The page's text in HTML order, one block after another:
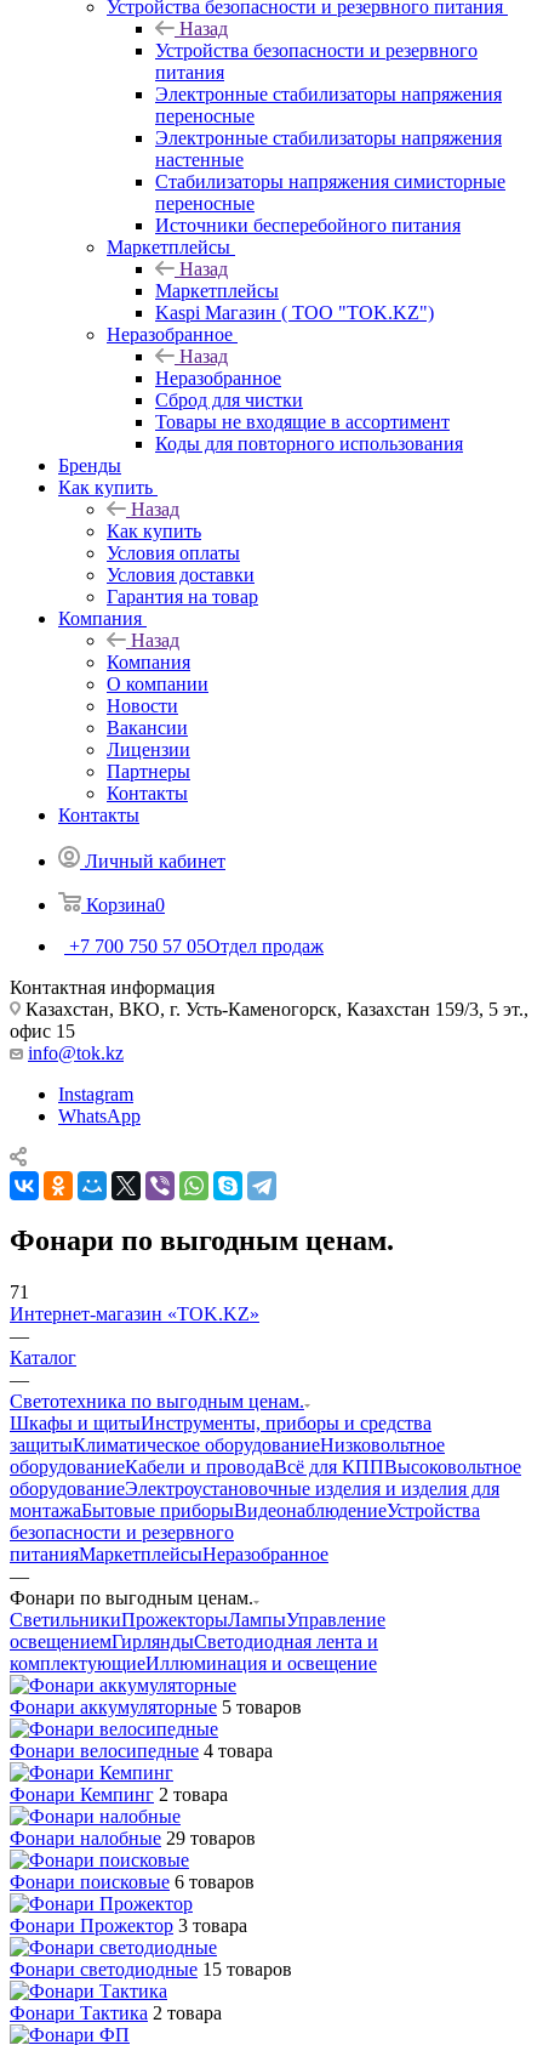
Устройства безопасности и резервного питания
Назад
Устройства безопасности и резервного
питания
Электронные стабилизаторы напряжения
переносные
Электронные стабилизаторы напряжения
настенные
Стабилизаторы напряжения симисторные
переносные
Источники бесперебойного питания
Маркетплейсы
Назад
Маркетплейсы
Kaspi Магазин ( ТОО "TOK.KZ")
Неразобранное
Назад
Неразобранное
Сброд для чистки
Товары не входящие в ассортимент
Коды для повторного использования
Бренды
Как купить
Назад
Как купить
Условия оплаты
Условия доставки
Гарантия на товар
Компания
Назад
Компания
О компании
Новости
Вакансии
Лицензии
Партнеры
Контакты
Контакты
Личный кабинет
Корзина0
+7 700 750 57 05Отдел продаж
Контактная информация
Казахстан, ВКО, г. Усть-Каменогорск, Казахстан 159/3, 5 эт.,
офис 15
info@tok.kz
Instagram
WhatsApp
Фонари по выгодным ценам.
71
Интернет-магазин «TOK.KZ»
—
Каталог
—
Светотехника по выгодным ценам.
Шкафы и щитыИнструменты, приборы и средства
защитыКлиматическое оборудованиеНизковольтное
оборудованиеКабели и проводаВсё для КППВысоковольтное
оборудованиеЭлектроустановочные изделия и изделия для
монтажаБытовые приборыВидеонаблюдениеУстройства
безопасности и резервного
питанияМаркетплейсыНеразобранное
—
Фонари по выгодным ценам.
СветильникиПрожекторыЛампыУправление
освещениемГирляндыСветодиодная лента и
комплектующиеИллюминация и освещение
Фонари аккумуляторные 5 товаров
Фонари велосипедные 4 товара
Фонари Кемпинг 2 товара
Фонари налобные 29 товаров
Фонари поисковые 6 товаров
Фонари Прожектор 3 товара
Фонари светодиодные 15 товаров
Фонари Тактика 2 товара